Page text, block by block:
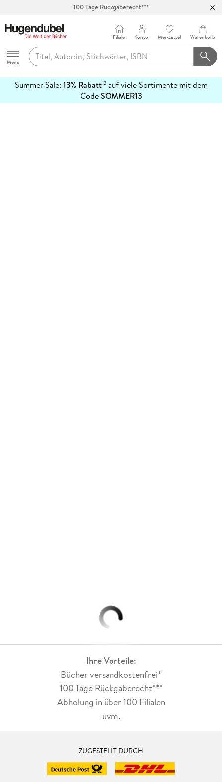
100 Tage Rückgaberecht***
Hugendubel
Menu
Filiale Konto Merkzettel Warenkorb
Summer Sale: 13% Rabatt12auf viele Sortimente mit dem
CodeSOMMER13
erfahren
Ihre Vorteile:
Bücher versandkostenfrei*
100 Tage Rückgaberecht***
Abholung in über 100 Filialen
uvm.
ZUGESTELLT DURCH